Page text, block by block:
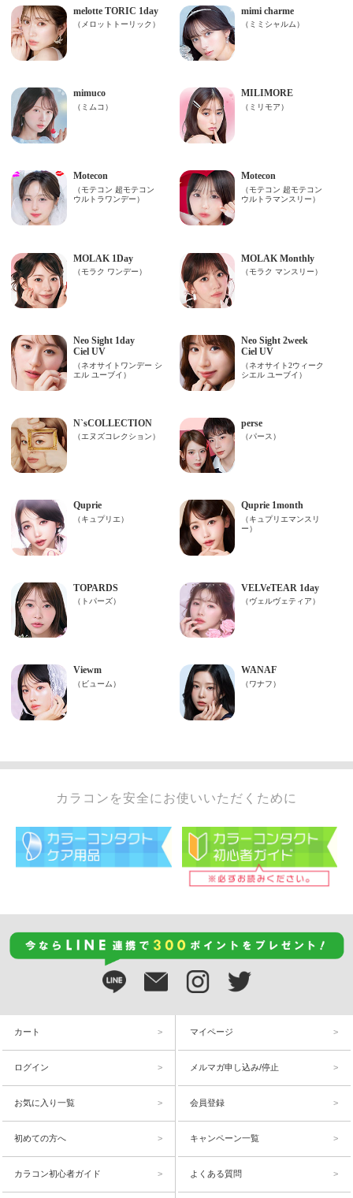
カラコンを安全にお使いいただくために
カート マイページ
ログイン メルマガ申し込み/停止
お気に入り一覧 会員登録
初めての方へ キャンペーン一覧
カラコン初心者ガイド よくある質問